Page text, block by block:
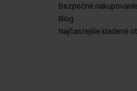
Bezpečné nakupovanie
Blog
Najčastejšie kladené